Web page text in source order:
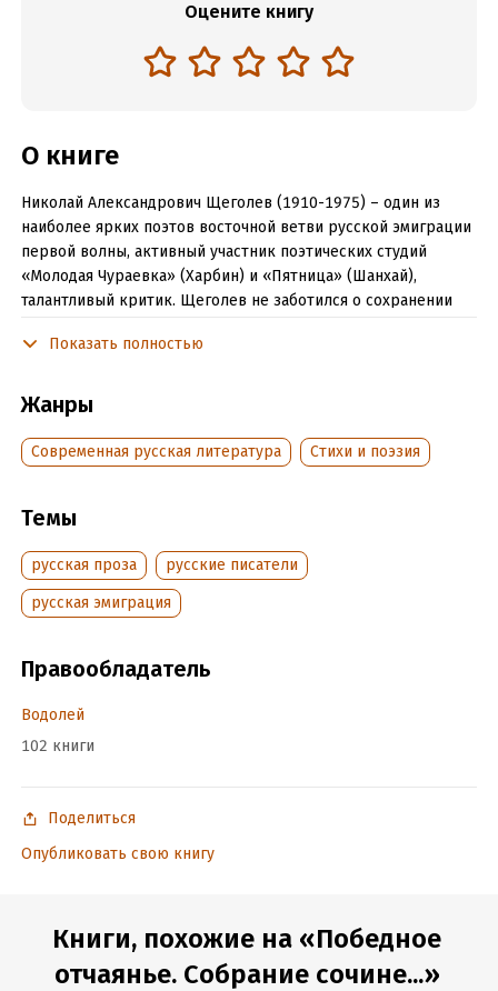
Оцените книгу
О книге
Николай Александрович Щеголев (1910-1975) – один из
наиболее ярких поэтов восточной ветви русской эмиграции
первой волны, активный участник поэтических студий
«Молодая Чураевка» (Харбин) и «Пятница» (Шанхай),
талантливый критик. Щеголев не заботился о сохранении
в СССР и вовсе отошел от активной творческой
сегодняшний день полнотой представляет творчество
Щеголева – стихотворения, прозу и статьи на литературные
темы.
Подробная информация
Дата написания:
1 января 2014
Объем:342509
Год издания:2014
Время на чтение:5ч.
Показать полностью
Жанры
Современная русская литература Cтихи и поэзия
Темы
русская проза
русские писатели
русская эмиграция
Правообладатель
Водолей
102 книги
Поделиться
Опубликовать свою книгу
Книги, похожие на «Победное
отчаянье. Собрание сочине...»